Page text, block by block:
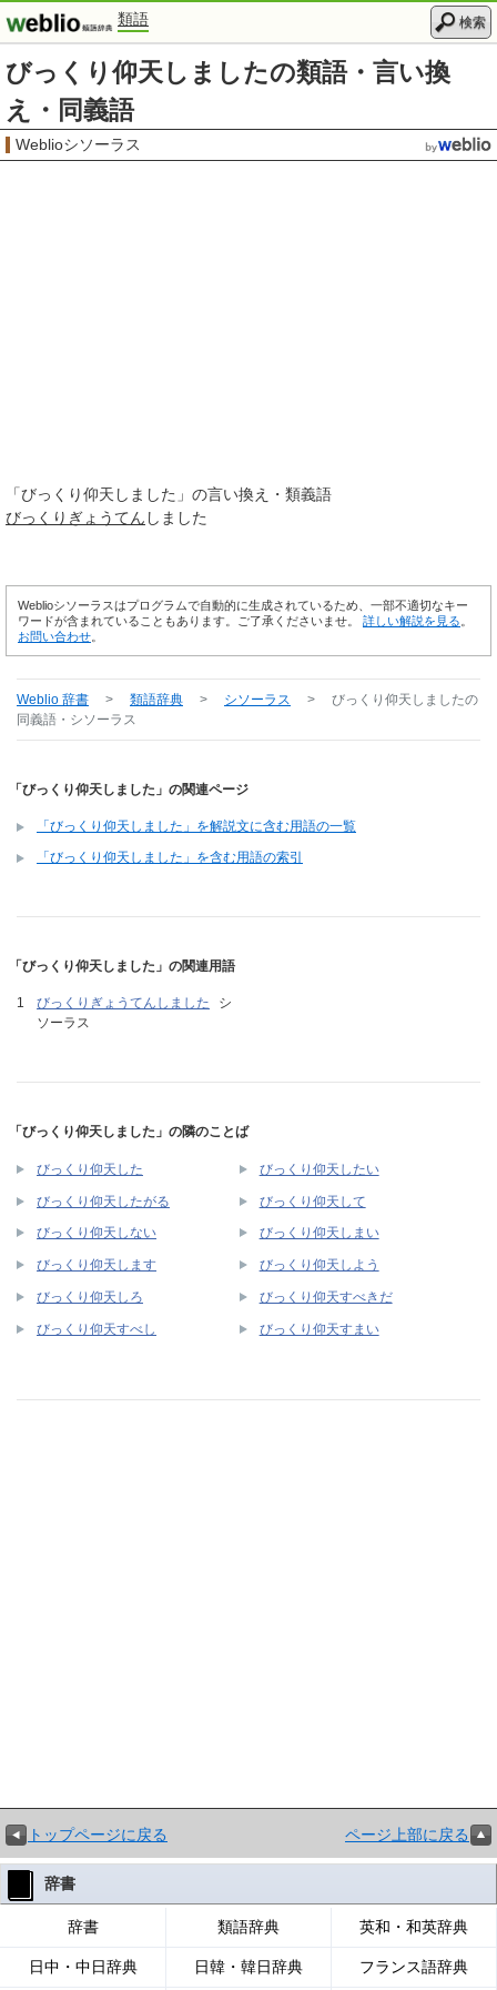
類語 検索
びっくり仰天しましたの類語・言い換
え・同義語
Weblioシソーラス
「びっくり仰天しました 」の言い換え・類義語
びっくりぎょうてん しました
Weblioシソーラスはプログラムで自動的に生成されているため、一部不適切なキー
ワードが含まれていることもあります。ご了承くださいませ。 詳しい解説を見る
お問い合わせ
Weblio 辞書 > 類語辞典 > シソーラス > びっくり仰天しましたの
同義語・シソーラス
「びっくり仰天しました」の関連ページ
「びっくり仰天しました」を解説文に含む用語の一覧
「びっくり仰天しました」を含む用語の索引
「びっくり仰天しました」の関連用語
びっくりぎょうてんしました
シ
ソーラス
「びっくり仰天しました」の隣のことば
びっくり仰天した びっくり仰天したい
びっくり仰天したがる びっくり仰天して
びっくり仰天しない びっくり仰天しまい
びっくり仰天します びっくり仰天しよう
びっくり仰天しろ びっくり仰天すべきだ
びっくり仰天すべし びっくり仰天すまい
トップページに戻る ページ上部に戻る
辞書
辞書 類語辞典 英和・和英辞典
日中・中日辞典 日韓・韓日辞典 フランス語辞典